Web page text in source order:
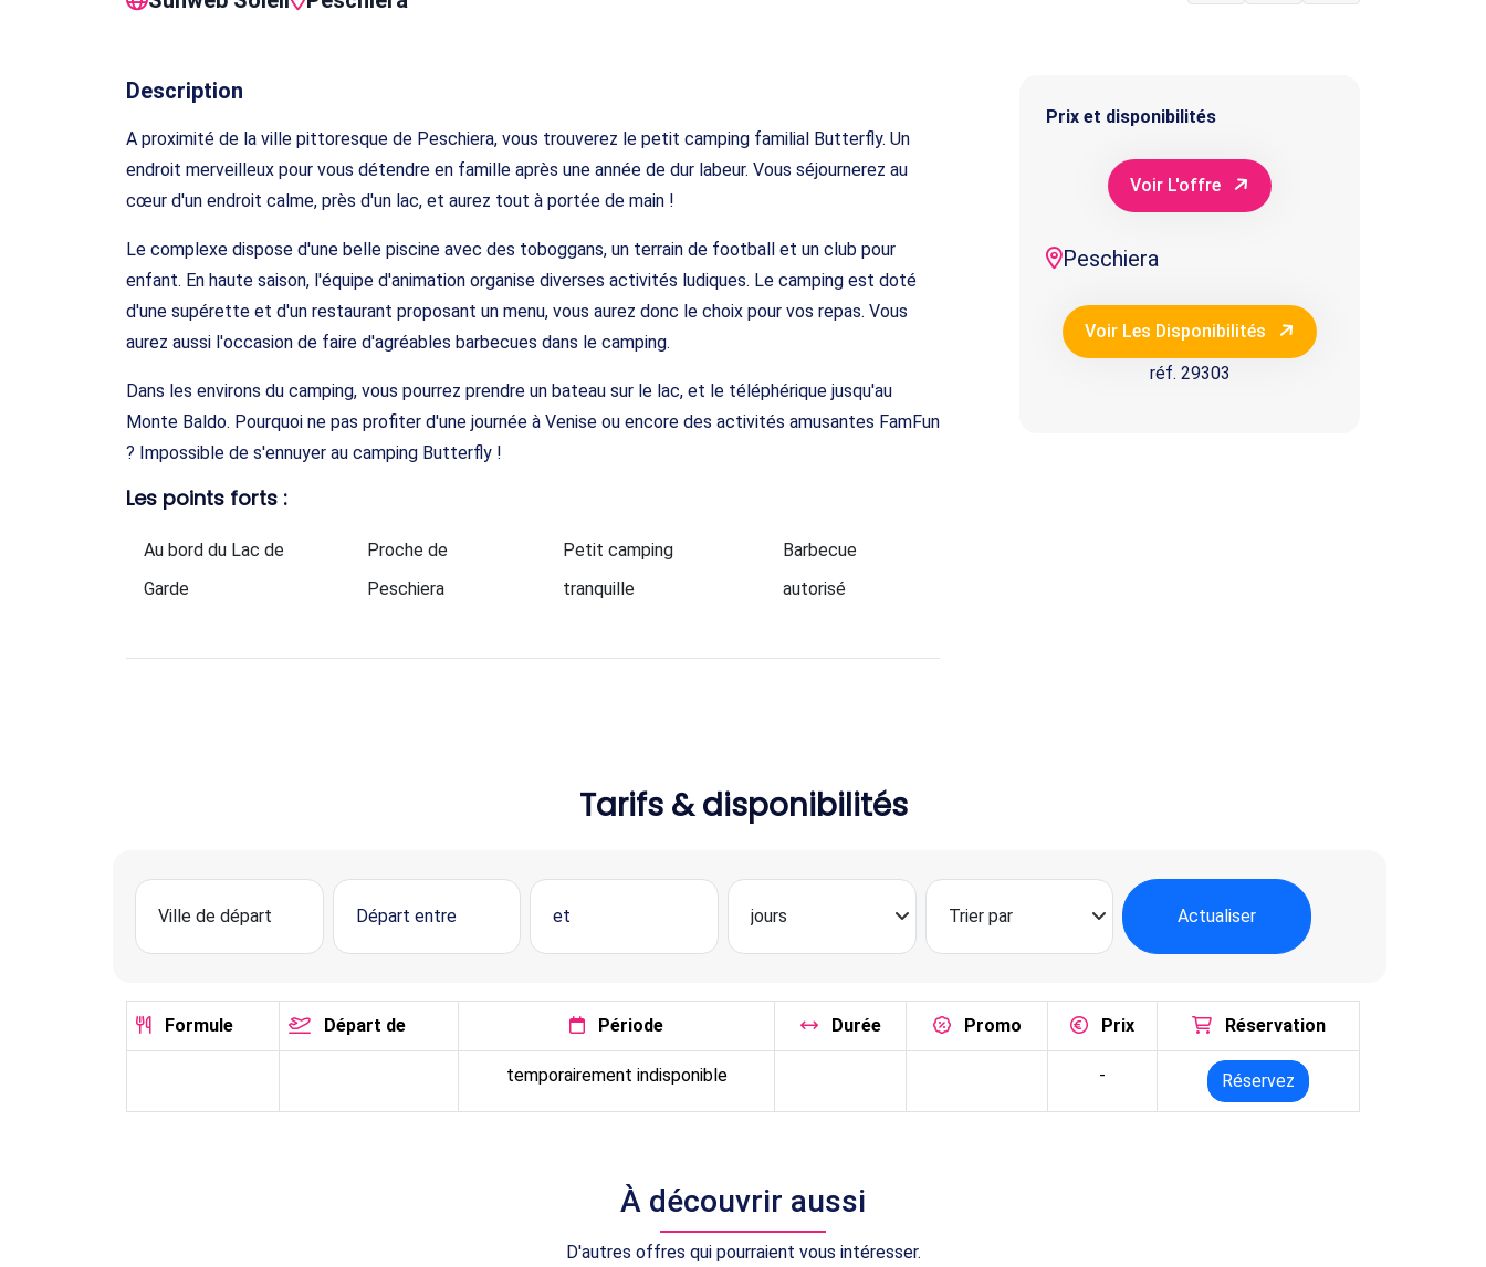
Description
A proximité de la ville pittoresque de Peschiera, vous trouverez le petit camping familial Butterfly. Un
endroit merveilleux pour vous détendre en famille après une année de dur labeur. Vous séjournerez au
cœur d'un endroit calme, près d'un lac, et aurez tout à portée de main !
Le complexe dispose d'une belle piscine avec des toboggans, un terrain de football et un club pour
enfant. En haute saison, l'équipe d'animation organise diverses activités ludiques. Le camping est doté
d'une supérette et d'un restaurant proposant un menu, vous aurez donc le choix pour vos repas. Vous
aurez aussi l'occasion de faire d'agréables barbecues dans le camping.
Dans les environs du camping, vous pourrez prendre un bateau sur le lac, et le téléphérique jusqu'au
Monte Baldo. Pourquoi ne pas profiter d'une journée à Venise ou encore des activités amusantes FamFun
? Impossible de s'ennuyer au camping Butterfly !
Les points forts :
Au bord du Lac de
Garde
Proche de
Peschiera
Petit camping
tranquille
Barbecue
autorisé
Prix et disponibilités
Voir L'offre
Peschiera
Voir Les Disponibilités
réf. 29303
Tarifs & disponibilités
Actualiser
Formule Départ de Période Durée Promo Prix Réservation
temporairement indisponible - Réservez
À découvrir aussi
D'autres offres qui pourraient vous intéresser.